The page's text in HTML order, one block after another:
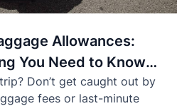
Allowances:
You Need to Know
Fly
Don’t get caught out by
fees or last-minute